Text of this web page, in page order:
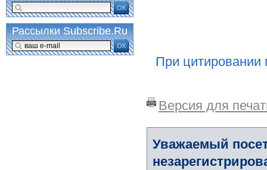
При цитировании
Версия для
Уважаемый
ОК
Рассылки Subscribe.Ru
ОК